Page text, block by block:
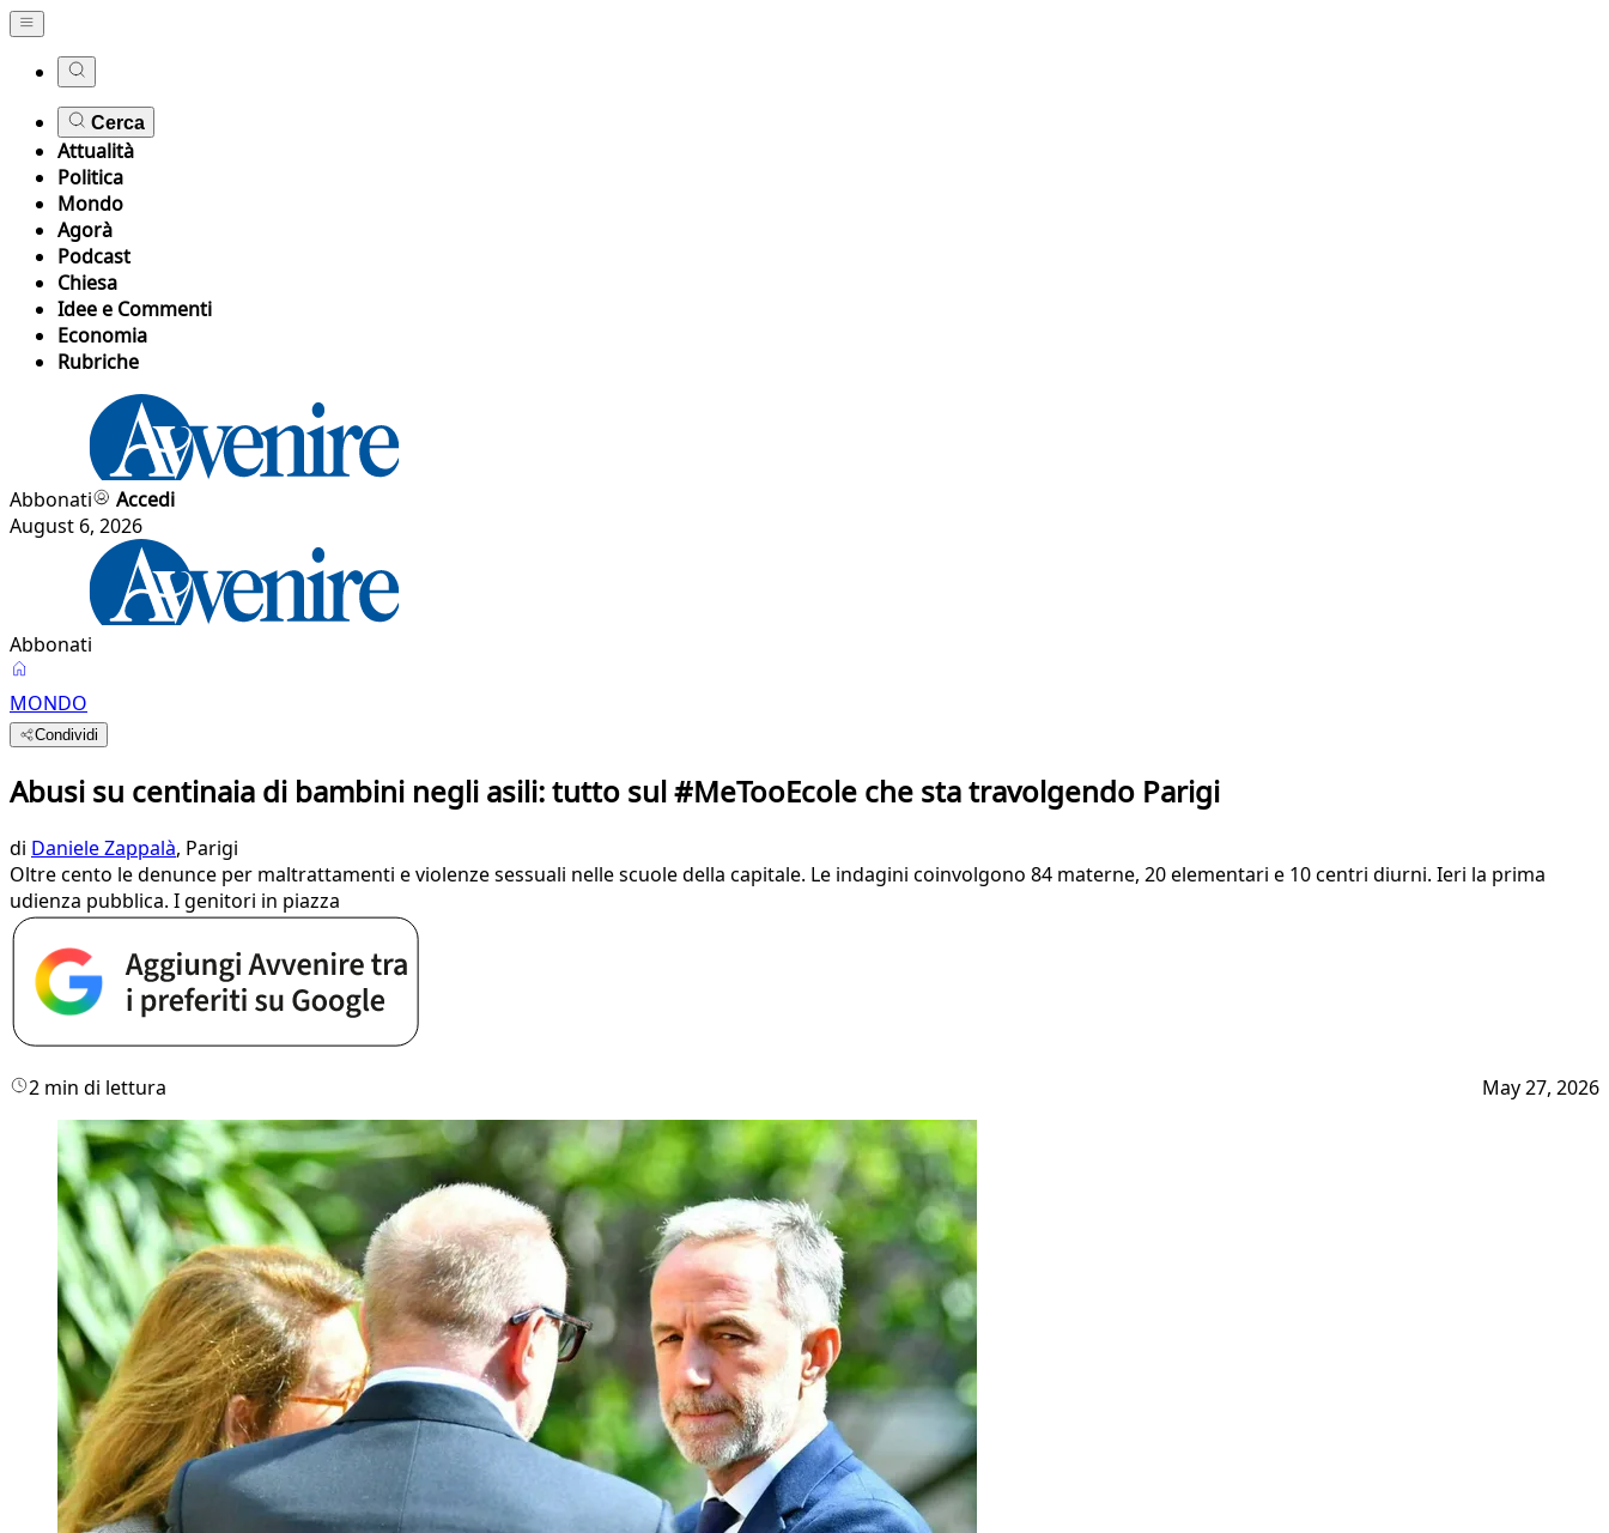
Cerca
Attualità
Politica
Mondo
Agorà
Podcast
Chiesa
Idee e Commenti
Economia
Rubriche
Abbonati
Accedi
August 6, 2026
Abbonati
MONDO
Condividi
Abusi su centinaia di bambini negli asili: tutto sul #MeTooEcole che sta travolgendo Parigi
di Daniele Zappalà, Parigi
Oltre cento le denunce per maltrattamenti e violenze sessuali nelle scuole della capitale. Le indagini coinvolgono 84 materne, 20 elementari e 10 centri diurni. Ieri la prima
udienza pubblica. I genitori in piazza
2 min di lettura May 27, 2026